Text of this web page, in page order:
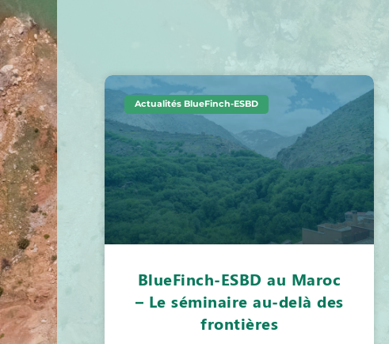
Actualités BlueFinch-ESBD
BlueFinch-ESBD au Maroc
– Le séminaire au-delà des
frontières